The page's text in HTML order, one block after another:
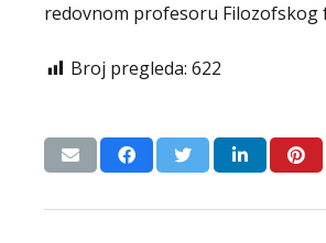
redovnom profesoru Filozofskog
Broj pregleda: 622